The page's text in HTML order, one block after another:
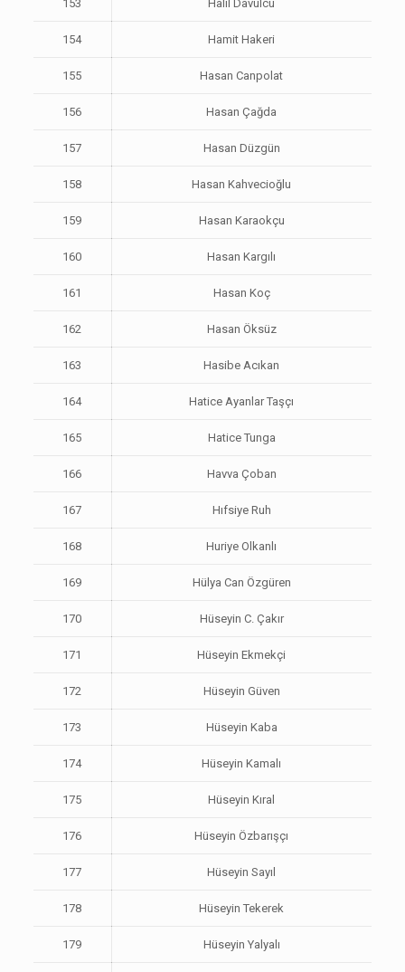
153 Halil Davulcu
154 Hamit Hakeri
155 Hasan Canpolat
156 Hasan Çağda
157 Hasan Düzgün
158 Hasan Kahvecioğlu
159 Hasan Karaokçu
160 Hasan Kargılı
161 Hasan Koç
162 Hasan Öksüz
163 Hasibe Acıkan
164 Hatice Ayanlar Taşçı
165 Hatice Tunga
166 Havva Çoban
167 Hıfsiye Ruh
168 Huriye Olkanlı
169 Hülya Can Özgüren
170 Hüseyin C. Çakır
171 Hüseyin Ekmekçi
172 Hüseyin Güven
173 Hüseyin Kaba
174 Hüseyin Kamalı
175 Hüseyin Kıral
176 Hüseyin Özbarışçı
177 Hüseyin Sayıl
178 Hüseyin Tekerek
179 Hüseyin Yalyalı